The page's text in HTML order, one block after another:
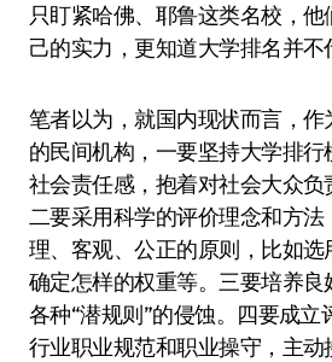
只盯紧哈佛、耶鲁这类名校，他
己的实力，更知道大学排名并不
笔者以为，就国内现状而言，
的民间机构，一要坚持大学排
社会责任感，抱着对社会大众负
二要采用科学的评价理念和方法
理、客观、公正的原则，比如选
确定怎样的权重等。三要培养
各种“潜规则”的侵蚀。四要成立
行业职业规范和职业操守，主动